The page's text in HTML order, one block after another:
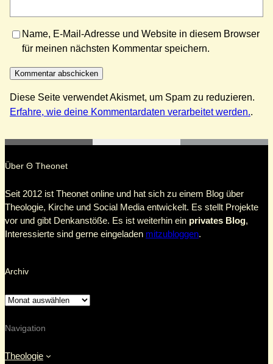
Name, E-Mail-Adresse und Website in diesem Browser
für meinen nächsten Kommentar speichern.
Diese Seite verwendet Akismet, um Spam zu reduzieren.
Erfahre, wie deine Kommentardaten verarbeitet werden..
Über Θ Theonet
Seit 2012 ist Theonet online und hat sich zu einem Blog über
Theologie, Kirche und Social Media entwickelt. Es stellt Projekte
vor und gibt Denkanstöße. Es ist weiterhin ein privates Blog,
Interessierte sind gerne eingeladen mitzubloggen.
Archiv
Navigation
Theologie